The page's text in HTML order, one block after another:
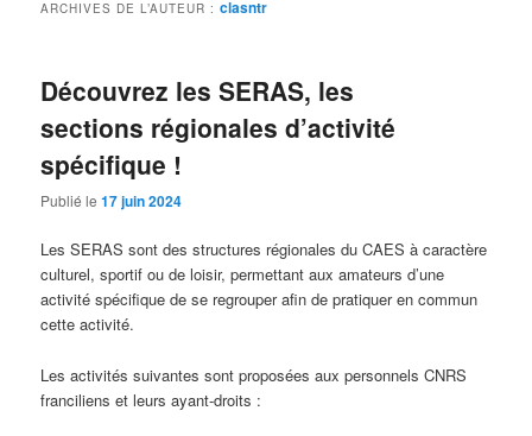
ARCHIVES DE L’AUTEUR :clasntr
Découvrez les SERAS, les
sections régionales d’activité
spécifique !
Publié le17 juin 2024
Les SERAS sont des structures régionales du CAES à caractère
culturel, sportif ou de loisir, permettant aux amateurs d’une
activité spécifique de se regrouper afin de pratiquer en commun
cette activité.
Les activités suivantes sont proposées aux personnels CNRS
franciliens et leurs ayant-droits :